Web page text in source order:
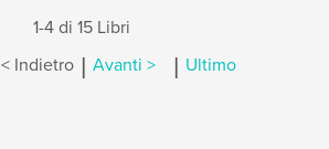
1-4 di 15 Libri
< Indietro | Avanti > | Ultimo